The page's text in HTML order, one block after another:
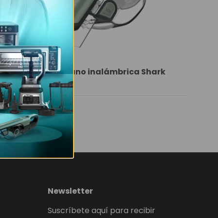
Aspiradora de mano inalámbrica Shark
CH901
Precio normal
$79.99
Newsletter
Suscríbete aquí para recibir